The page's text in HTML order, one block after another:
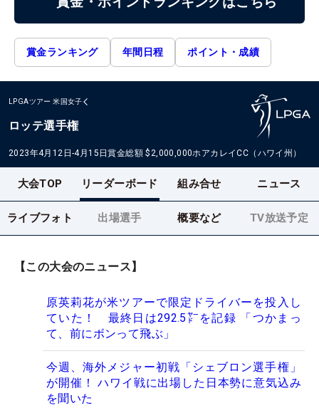
賞金ランキング 年間日程 ポイント・成績
LPGAツアー 米国女子
ロッテ選手権
2023年4月12日-4月15日賞金総額 $2,000,000ホアカレイCC（ハワイ州）
大会TOP リーダーボード 組み合せ ニュース
ライブフォト 出場選手 概要など TV放送予定
【この大会のニュース】
原英莉花が米ツアーで限定ドライバーを投入し
ていた！ 最終日は292.5㍎を記録 「つかまっ
て、前にボンって飛ぶ」
今週、海外メジャー初戦「シェブロン選手権」
が開催！ ハワイ戦に出場した日本勢に意気込み
を聞いた